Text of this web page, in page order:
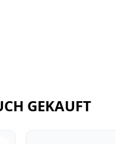
GEKAUFT